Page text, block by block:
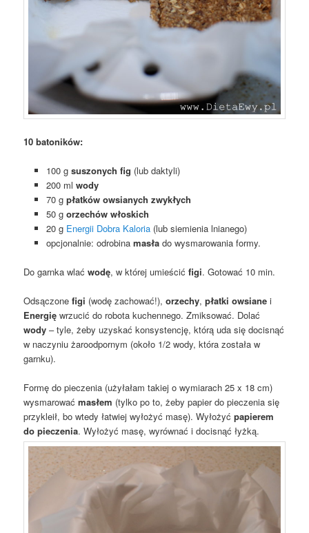
10 batoników:
100 g suszonych fig (lub daktyli)
200 ml wody
70 g płatków owsianych zwykłych
50 g orzechów włoskich
20 g Energii Dobra Kaloria(lub siemienia lnianego)
opcjonalnie: odrobina masłado wysmarowania formy.
Do garnka wlaćwodę, w której umieścićfigi. Gotować 10 min.
Odsączonefigi (wodę zachować!),orzechy,płatki owsiane i
Energię wrzucić do robota kuchennego. Zmiksować. Dolać
wody – tyle, żeby uzyskać konsystencję, którą uda się docisnąć
w naczyniu żaroodpornym (około 1/2 wody, która została w
garnku).
Formę do pieczenia (użyłałam takiej o wymiarach 25 x 18 cm)
wysmarowaćmasłem (tylko po to, żeby papier do pieczenia się
przykleił, bo wtedy łatwiej wyłożyć masę). Wyłożyćpapierem
do pieczenia. Wyłożyć masę, wyrównać i docisnąć łyżką.